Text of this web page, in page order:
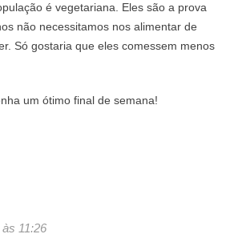
é vegetariana. Eles são a prova
não necessitamos nos alimentar de
Só gostaria que eles comessem menos
um ótimo final de semana!
11:26